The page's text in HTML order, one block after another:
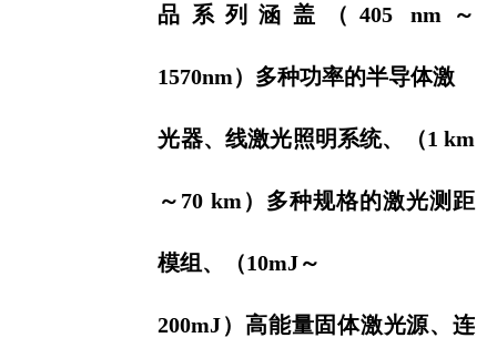
品系列涵盖（405 nm～
1570nm）多种功率的半导体激
光器、线激光照明系统、（1 km
～70 km）多种规格的激光测距
模组、（10mJ～
200mJ）高能量固体激光源、连